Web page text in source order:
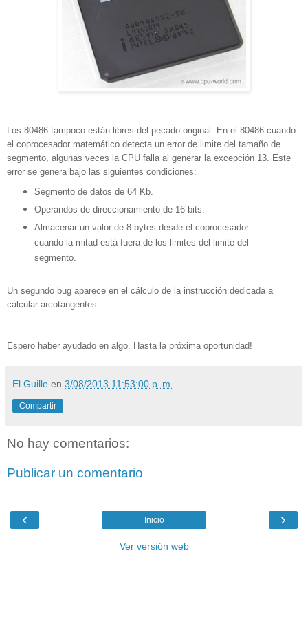
Los 80486 tampoco están libres del pecado original. En el 80486 cuando
el coprocesador matemático detecta un error de limite del tamaño de
segmento, algunas veces la CPU falla al generar la excepción 13. Este
error se genera bajo las siguientes condiciones:
Segmento de datos de 64 Kb.
Operandos de direccionamiento de 16 bits.
Almacenar un valor de 8 bytes desde el coprocesador
cuando la mitad está fuera de los limites del limite del
segmento.
Un segundo bug aparece en el cálculo de la instrucción dedicada a
calcular arcotangentes.
Espero haber ayudado en algo. Hasta la próxima oportunidad!
El Guille en 3/08/2013 11:53:00 p. m.
Compartir
No hay comentarios:
Publicar un comentario
‹ ›
Inicio
Ver versión web